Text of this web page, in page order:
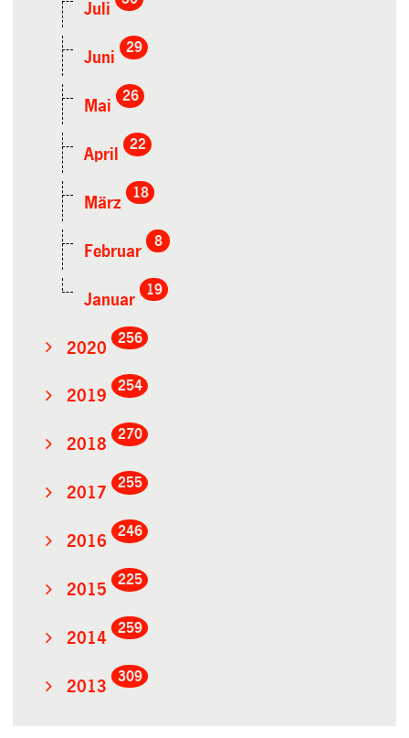
Juli
Juni
29
Mai
26
April
22
März
18
Februar
8
Januar
19
2020
256
2019
254
2018
270
2017
255
2016
246
2015
225
2014
259
2013
309